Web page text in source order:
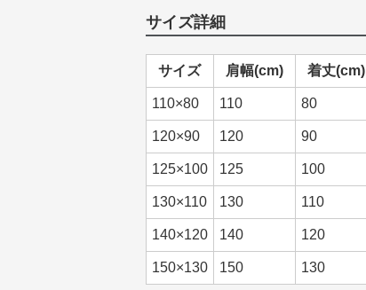
サイズ詳細
サイズ 肩幅(cm) 着丈(cm)
110×80 110 80
120×90 120 90
125×100 125 100
130×110 130 110
140×120 140 120
150×130 150 130